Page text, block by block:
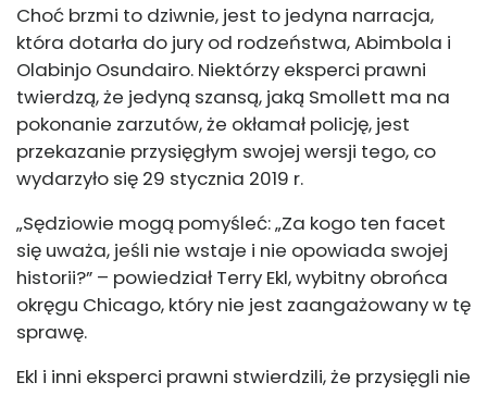
Choć brzmi to dziwnie, jest to jedyna narracja,
która dotarła do jury od rodzeństwa, Abimbola i
Olabinjo Osundairo. Niektórzy eksperci prawni
twierdzą, że jedyną szansą, jaką Smollett ma na
pokonanie zarzutów, że okłamał policję, jest
przekazanie przysięgłym swojej wersji tego, co
wydarzyło się 29 stycznia 2019 r.
„Sędziowie mogą pomyśleć: „Za kogo ten facet
się uważa, jeśli nie wstaje i nie opowiada swojej
historii?” – powiedział Terry Ekl, wybitny obrońca
okręgu Chicago, który nie jest zaangażowany w tę
sprawę.
Ekl i inni eksperci prawni stwierdzili, że przysięgli nie